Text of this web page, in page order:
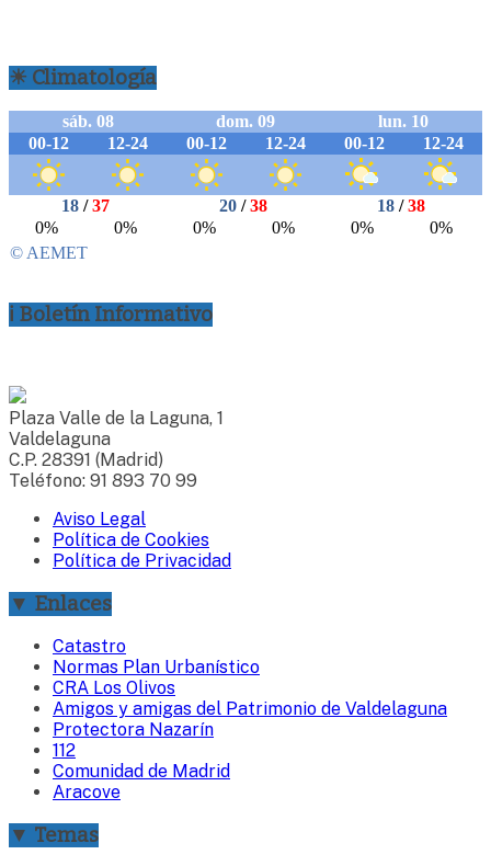
☀ Climatología
ℹ Boletín Informativo
Plaza Valle de la Laguna, 1
Valdelaguna
C.P. 28391 (Madrid)
Teléfono: 91 893 70 99
Aviso Legal
Política de Cookies
Política de Privacidad
▼ Enlaces
Catastro
Normas Plan Urbanístico
CRA Los Olivos
Amigos y amigas del Patrimonio de Valdelaguna
Protectora Nazarín
112
Comunidad de Madrid
Aracove
▼ Temas